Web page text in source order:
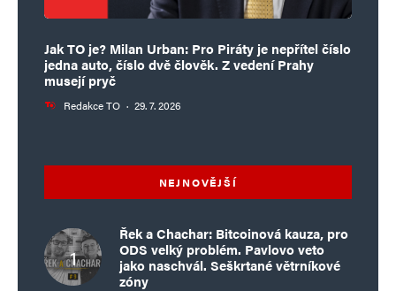
Jak TO je? Milan Urban: Pro Piráty je nepřítel číslo
jedna auto, číslo dvě člověk. Z vedení Prahy
musejí pryč
Redakce TO · 29. 7. 2026
NEJNOVĚJŠÍ
Řek a Chachar: Bitcoinová kauza, pro
ODS velký problém. Pavlovo veto
jako naschvál. Seškrtané větrníkové
zóny